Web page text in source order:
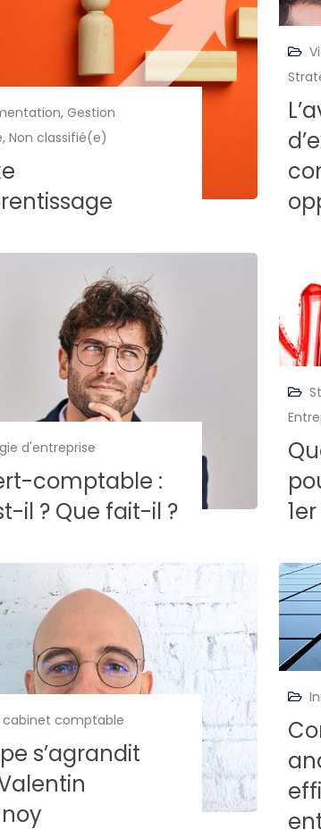
, Gestion
, Non classifié(e)
d'entreprise
comptable :
il ? Que fait-il ?
cabinet comptable
s’agrandit